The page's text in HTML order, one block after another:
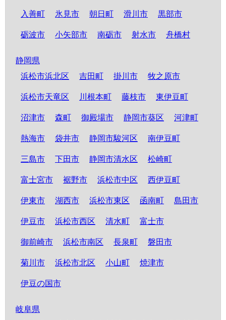
入善町 氷見市 朝日町 滑川市 黒部市
砺波市 小矢部市 南砺市 射水市 舟橋村
静岡県
浜松市浜北区
吉田町 掛川市 牧之原市
浜松市天竜区 川根本町 藤枝市 東伊豆町
沼津市 森町 御殿場市 静岡市葵区 河津町
熱海市 袋井市 静岡市駿河区 南伊豆町
三島市 下田市 静岡市清水区 松崎町
富士宮市 裾野市 浜松市中区 西伊豆町
伊東市 湖西市 浜松市東区 函南町 島田市
伊豆市 浜松市西区 清水町 富士市
御前崎市 浜松市南区 長泉町 磐田市
菊川市 浜松市北区 小山町 焼津市
伊豆の国市
岐阜県